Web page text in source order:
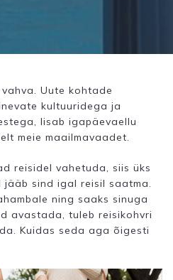
Uute kohtade
kultuuridega ja
lisab igapäevaellu
meie maailmavaadet.
reisidel vahetuda, siis üks
jääb sind igal reisil saatma.
ning saaks sinuga
avastada, tuleb reisikohvri
Kuidas seda aga õigesti